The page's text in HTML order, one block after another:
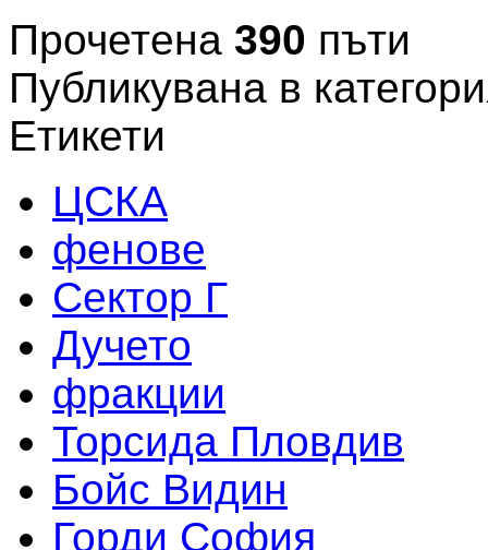
Прочетена 390 пъти
Публикувана в
Етикети
ЦСКА
фенове
Сектор Г
Дучето
фракции
Торсида Пловдив
Бойс Видин
Горди София